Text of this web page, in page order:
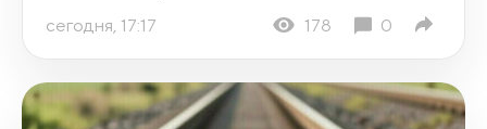
сегодня, 17:17 178 0